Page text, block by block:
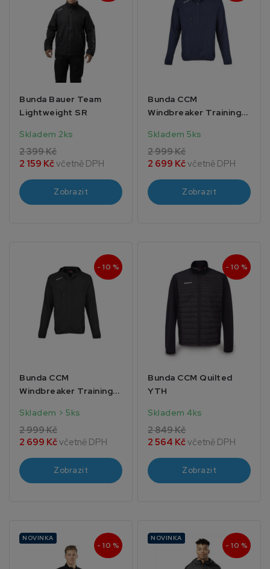
Bunda Bauer Team
Lightweight SR
Skladem 2ks
2 399 Kč
2 159 Kčvčetně DPH
Zobrazit
Bunda CCM
Windbreaker Training
Skladem 5ks
2 999 Kč
2 699 Kčvčetně DPH
Zobrazit
- 10 %
Bunda CCM
Windbreaker Training
Skladem > 5ks
2 999 Kč
2 699 Kčvčetně DPH
Zobrazit
- 10 %
Bunda CCM Quilted
YTH
Skladem 4ks
2 849 Kč
2 564 Kčvčetně DPH
Zobrazit
NOVINKA
- 10 %
NOVINKA
- 10 %